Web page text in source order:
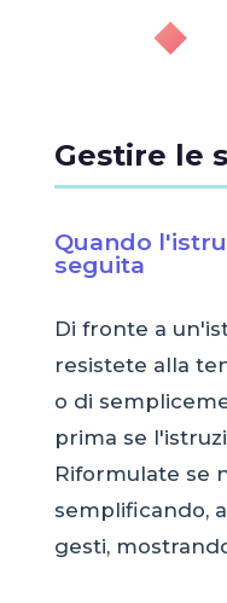
◆
Gestire le
Quando
seguita
Di fronte a
resistete alla
o di
prima se
Riformulate se
semplificando,
gesti,